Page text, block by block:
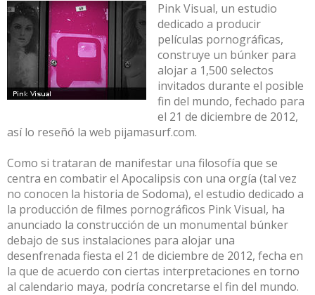
Pink Visual, un estudio
dedicado a producir
películas pornográficas,
construye un búnker para
alojar a 1,500 selectos
invitados durante el posible
fin del mundo, fechado para
el 21 de diciembre de 2012,
así lo reseñó la web pijamasurf.com.
Como si trataran de manifestar una filosofía que se
centra en combatir el Apocalipsis con una orgía (tal vez
no conocen la historia de Sodoma), el estudio dedicado a
la producción de filmes pornográficos Pink Visual, ha
anunciado la construcción de un monumental búnker
debajo de sus instalaciones para alojar una
desenfrenada fiesta el 21 de diciembre de 2012, fecha en
la que de acuerdo con ciertas interpretaciones en torno
al calendario maya, podría concretarse el fin del mundo.